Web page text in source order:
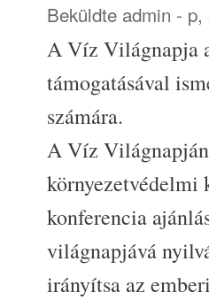
Beküldte admin - p,
A Víz Világnapja
támogatásával
számára.
A Víz
környezetvédelmi
konferencia
világnapjává
irányítsa az